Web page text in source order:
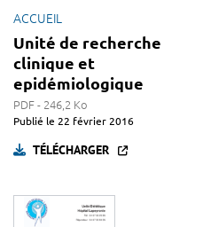
ACCUEIL
Unité de recherche
clinique et
epidémiologique
PDF - 246,2 Ko
Publié le 22 février 2016
TÉLÉCHARGER